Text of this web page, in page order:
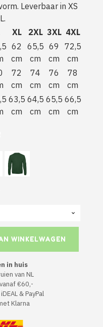
Leverbaar in XS
XL 2XL 3XL 4XL
62
cm
65,5
cm
69
cm
72,5
cm
72
cm
74
cm
76
cm
78
cm
63,5
cm
64,5
cm
65,5
cm
66,5
cm
WINKELWAGEN
in huis
van NL
€60,-
& PayPal
Klarna